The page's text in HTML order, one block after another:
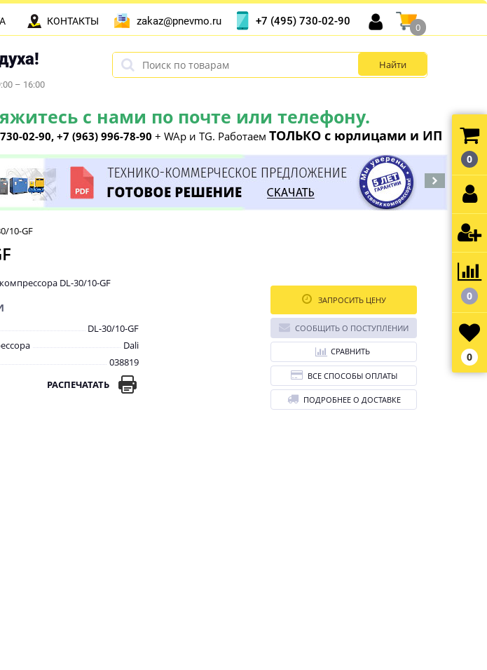
– 16:00
с нами по почте или телефону.
02-90, +7 (963) 996-78-90 + WAp и TG. Работаем ТОЛЬКО с юрлицами и ИП
КОНТАКТЫ zakaz@pnevmo.ru +7 (495) 730-02-90
0
10-GF
DL-30/10-GF
DL-30/10-GF
Dali
038819
РАСПЕЧАТАТЬ
ЗАПРОСИТЬ ЦЕНУ
СООБЩИТЬ О ПОСТУПЛЕНИИ
СРАВНИТЬ
ВСЕ СПОСОБЫ ОПЛАТЫ
ПОДРОБНЕЕ О ДОСТАВКЕ
0
0
0